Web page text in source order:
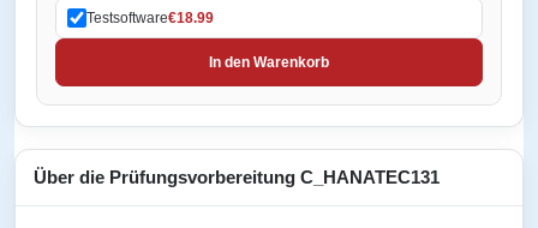
Testsoftware€18.99
In den Warenkorb
Über die Prüfungsvorbereitung C_HANATEC131